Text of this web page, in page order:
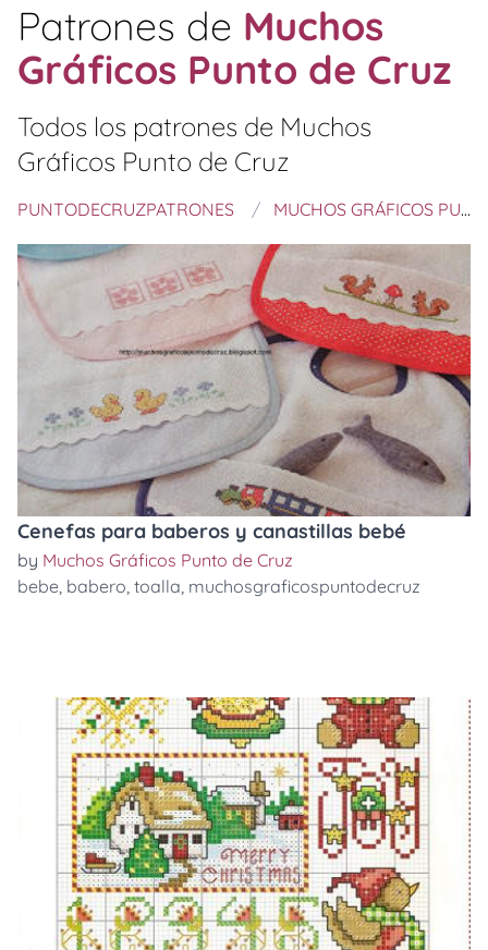
Patrones de Muchos
Gráficos Punto de Cruz
Todos los patrones de Muchos
Gráficos Punto de Cruz
PUNTODECRUZPATRONES MUCHOS GRÁFICOS PUNTO DE CRUZ
Cenefas para baberos y canastillas bebé
by Muchos Gráficos Punto de Cruz
bebe, babero, toalla, muchosgraficospuntodecruz